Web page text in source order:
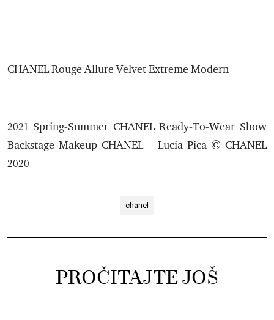
CHANEL Rouge Allure Velvet Extreme Modern
2021 Spring-Summer CHANEL Ready-To-Wear Show
Backstage Makeup CHANEL – Lucia Pica © CHANEL
2020
chanel
PROČITAJTE JOŠ